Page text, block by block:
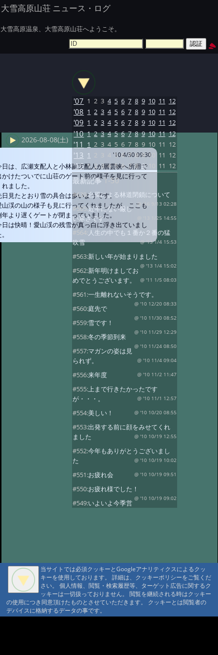
大雪高原山荘 ニュース・ログ
大雪高原温泉、大雪高原山荘へようこそ。
2026-08-08(土)
'10 4/30 09:30
日は、広瀬支配人と小林副支配人が層雲峡へ所用で
かけたついでに山荘のゲート前の様子を見に行って
ました。
日見たとおり雪の具合は多いようです。
山渓の山の様子も見に行ってくれましたが、ここも
年より遅くゲートが閉まっていました。
日は快晴！愛山渓の残雪が真っ白に浮き出ていまし
'07 1 2 3 4 5 6 7 8 9 10 11 12
'08 1 2 3 4 5 6 7 8 9 10 11 12
'09 1 2 3 4 5 6 7 8 9 10 11 12
'10 1 2 3 4 5 6 7 8 9 10 11 12
'11 1 2 3 4 5 6 7 8 9 10 11 12
'13 1 2 3 4 5 6 7 8 9 10 11 12
'16 1 2 3 4 5 6 7 8 9 11 12
最新記事1-50
#639:台風による林道閉鎖について
@ '16 9/13 02:28
#565:近年にない厳し
い寒さです
@ '13 1/25 14:55
#564:人生の中でも１番か２番の猛
吹雪
@ '13 1/4 15:53
#563:新しい年が始まりました
@ '13 1/4 15:02
#562:新年明けましてお
めでとうございます。
@ '11 1/5 08:03
#561:一生離れないそうです。
@ '10 12/20 08:33
#560:庭先で
@ '10 11/30 08:52
#559:雪です！
@ '10 11/29 12:29
#558:冬の季節到来
@ '10 11/24 08:50
#557:マガンの姿は見
られず。
@ '10 11/4 09:04
#556:来年度 @ '10 11/2 11:47
#555:上まで行きたかったです
が・・・。
@ '10 11/1 12:57
#554:美しい！ @ '10 10/20 08:55
#553:出発する前に顔をみせてくれ
ました
@ '10 10/19 12:55
#552:今年もありがとうございまし
た
@ '10 10/19 10:02
#551:お疲れ会 @ '10 10/19 09:51
#550:お疲れ様でした！
@ '10 10/19 09:02
#549:いよいよ今季営
#546:山の神様に歓迎されています
ね
@ '10 10/19 08:20
#545: 沼巡り最終日 @ '10 10/18 11:51
#544:霞ちゃん！ @ '10 10/18 11:32
#543:ヒグマセンター終了
当サイトでは必須クッキーとGoogleアナリティクスによるクッ
キーを使用しております。 詳細は、クッキーポリシーをご覧くだ
さい。 個人情報、閲覧・検索履歴等、ターゲット広告に関するク
ッキーは一切扱っておりません。 閲覧を継続される時はクッキー
の使用につき同意頂けたものとさせていただきます。 クッキーとは閲覧者の
デバイスに格納するデータの事です。